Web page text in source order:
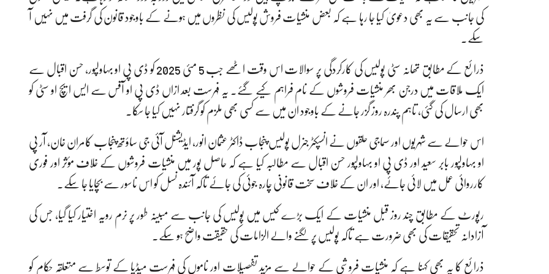
کی جانب سے یہ بھی دعویٰ کیا جا رہا ہے کہ بعض منشیات فروش پولیس کی نظروں میں ہونے کے باوجود قانون کی گرفت میں نہیں آ
سکے۔
ذرائع کے مطابق تھانہ سٹی پولیس کی کارکردگی پر سوالات اس وقت اٹھے جب 5 مئی 2025 کو ڈی پی او بہاولپور، حسن اقبال سے
ایک ملاقات میں درجن بھر منشیات فروشوں کے نام فراہم کیے گئے۔ یہ فہرست بعد ازاں ڈی پی او آفس سے ایس ایچ او سٹی کو
بھی ارسال کی گئی، تاہم پندرہ روز گزر جانے کے باوجود ان میں سے کسی بھی ملزم کو گرفتار نہیں کیا جا سکا۔
اس حوالے سے شہریوں اور سماجی حلقوں نے انسپکٹر جنرل پولیس پنجاب ڈاکٹر عثمان انور، ایڈیشنل آئی جی ساؤتھ پنجاب کامران خان، آر پی
او بہاولپور بابر سعید اور ڈی پی او بہاولپور حسن اقبال سے مطالبہ کیا ہے کہ حاصل پور میں منشیات فروشوں کے خلاف مؤثر اور فوری
کارروائی عمل میں لائی جائے، اور ان کے خلاف سخت قانونی چارہ جوئی کی جائے تاکہ آئندہ نسل کو اس ناسور سے بچایا جا سکے۔
رپورٹ کے مطابق چند روز قبل منشیات کے ایک بڑے کیس میں پولیس کی جانب سے مبینہ طور پر نرم رویہ اختیار کیا گیا، جس کی
آزادانہ تحقیقات کی بھی ضرورت ہے تاکہ پولیس پر لگنے والے الزامات کی حقیقت واضح ہو سکے۔
ذرائع کا یہ بھی کہنا ہے کہ منشیات فروشی کے حوالے سے مزید تفصیلات اور ناموں کی فہرست میڈیا کے توسط سے متعلقہ حکام کو